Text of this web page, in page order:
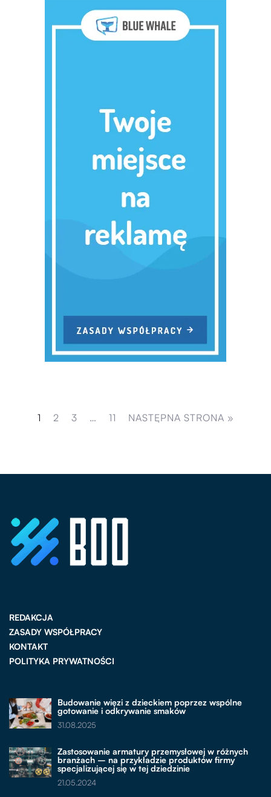
1 2 3 … 11 NASTĘPNA STRONA »
REDAKCJA
ZASADY WSPÓŁPRACY
KONTAKT
POLITYKA PRYWATNOŚCI
Budowanie więzi z dzieckiem poprzez wspólne
gotowanie i odkrywanie smaków
31.08.2025
Zastosowanie armatury przemysłowej w różnych
branżach – na przykładzie produktów firmy
specjalizującej się w tej dziedzinie
21.05.2024